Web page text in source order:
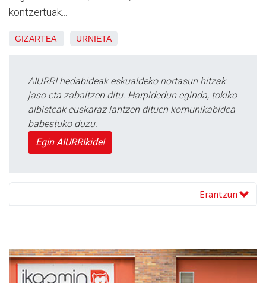
kontzertuak...
GIZARTEA URNIETA
AIURRI hedabideak eskualdeko nortasun hitzak
jaso eta zabaltzen ditu. Harpidedun eginda, tokiko
albisteak euskaraz lantzen dituen komunikabidea
babestuko duzu.
Egin AIURRIkide!
Erantzun